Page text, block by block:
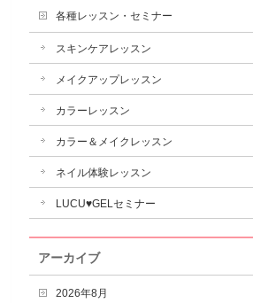
各種レッスン・セミナー
スキンケアレッスン
メイクアップレッスン
カラーレッスン
カラー＆メイクレッスン
ネイル体験レッスン
LUCU♥GELセミナー
アーカイブ
2026年8月